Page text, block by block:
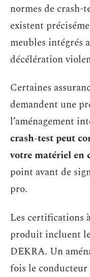
normes de crash-
existent
meubles intégrés
décélération
Certaines
demandent une
l’aménagement
crash-test peut
votre matériel en
point avant de
pro.
Les certifications
produit incluent
DEKRA. Un
fois le